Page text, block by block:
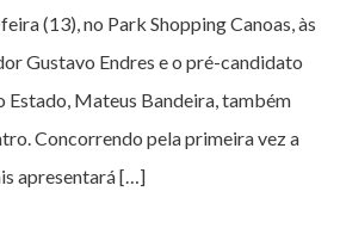
(13), no Park Shopping Canoas, às
Gustavo Endres e o pré-candidato
Estado, Mateus Bandeira, também
Concorrendo pela primeira vez a
apresentará […]